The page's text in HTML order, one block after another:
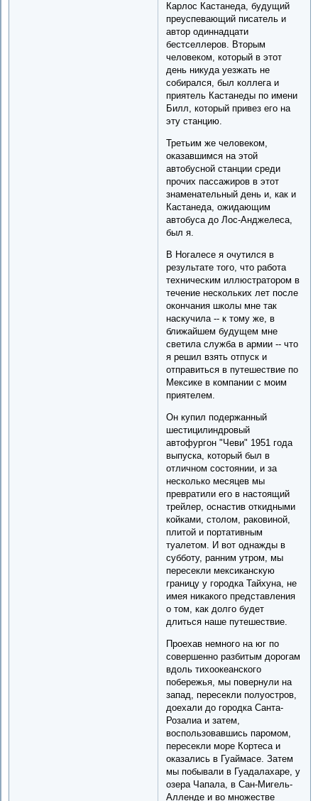
Карлос Кастанеда, будущий
преуспевающий писатель и
автор одиннадцати
бестселлеров. Вторым
человеком, который в этот
день никуда уезжать не
собирался, был коллега и
приятель Кастанеды по имени
Билл, который привез его на
эту станцию.
Третьим же человеком,
оказавшимся на этой
автобусной станции среди
прочих пассажиров в этот
знаменательный день и, как и
Кастанеда, ожидающим
автобуса до Лос-Анджелеса,
был я.
В Ногалесе я очутился в
результате того, что работа
техническим иллюстратором в
течение нескольких лет после
окончания школы мне так
наскучила -- к тому же, в
ближайшем будущем мне
светила служба в армии -- что
я решил взять отпуск и
отправиться в путешествие по
Мексике в компании с моим
приятелем.
Он купил подержанный
шестицилиндровый
автофургон "Чеви" 1951 года
выпуска, который был в
отличном состоянии, и за
несколько месяцев мы
превратили его в настоящий
трейлер, оснастив откидными
койками, столом, раковиной,
плитой и портативным
туалетом. И вот однажды в
субботу, ранним утром, мы
пересекли мексиканскую
границу у городка Тайхуна, не
имея никакого представления
о том, как долго будет
длиться наше путешествие.
Проехав немного на юг по
совершенно разбитым дорогам
вдоль тихоокеанского
побережья, мы повернули на
запад, пересекли полуостров,
доехали до городка Санта-
Розалиа и затем,
воспользовавшись паромом,
пересекли море Кортеса и
оказались в Гуаймасе. Затем
мы побывали в Гуадалахаре, у
озера Чапала, в Сан-Мигель-
Алленде и во множестве